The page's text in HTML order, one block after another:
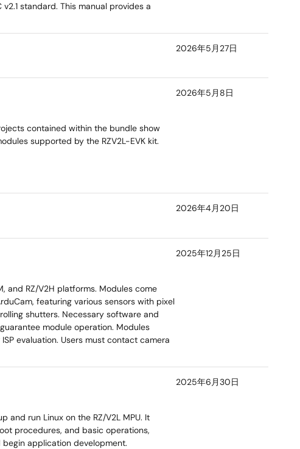
standard. This manual provides a
2026年5月27日
contained within the bundle show
supported by the RZV2L-EVK kit.
2026年5月8日
2026年4月20日
and RZ/V2H platforms. Modules come
featuring various sensors with pixel
shutters. Necessary software and
module operation. Modules
evaluation. Users must contact camera
2025年12月25日
run Linux on the RZ/V2L MPU. It
procedures, and basic operations,
begin application development.
2025年6月30日